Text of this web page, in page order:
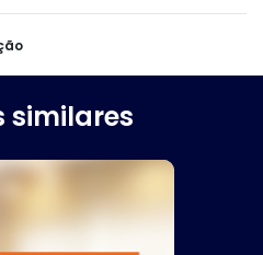
similares